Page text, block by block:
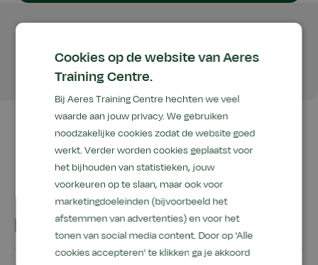
Wil jij praktisch aan de slag met het produceren van
voeding. Zelf kaas, bier of brood maken? Dit is jouw
opleiding. Flexibel te volgen naast je baan.
In het kort
Cookies op de website van Aeres
Training Centre.
Bij Aeres Training Centre hechten we veel
waarde aan jouw privacy. We gebruiken
noodzakelijke cookies zodat de website goed
werkt. Verder worden cookies geplaatst voor
het bijhouden van statistieken, jouw
voorkeuren op te slaan, maar ook voor
marketingdoeleinden (bijvoorbeeld het
afstemmen van advertenties) en voor het
tonen van social media content. Door op 'Alle
cookies accepteren' te klikken ga je akkoord